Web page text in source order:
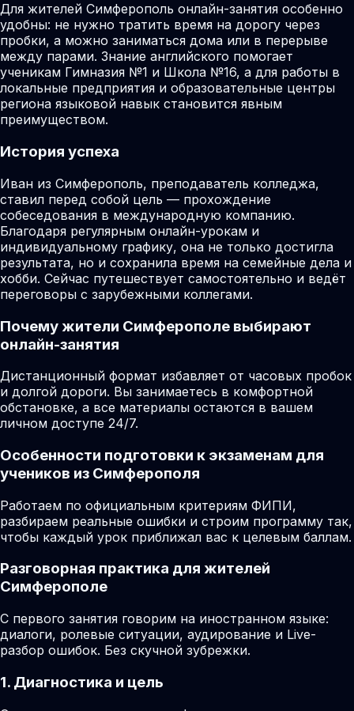
Для жителей Симферополь онлайн-занятия особенно
удобны: не нужно тратить время на дорогу через
пробки, а можно заниматься дома или в перерыве
между парами. Знание английского помогает
ученикам Гимназия №1 и Школа №16, а для работы в
локальные предприятия и образовательные центры
региона языковой навык становится явным
преимуществом.
История успеха
Иван из Симферополь, преподаватель колледжа,
ставил перед собой цель — прохождение
собеседования в международную компанию.
Благодаря регулярным онлайн-урокам и
индивидуальному графику, она не только достигла
результата, но и сохранила время на семейные дела и
хобби. Сейчас путешествует самостоятельно и ведёт
переговоры с зарубежными коллегами.
Почему жители Симферополе выбирают
онлайн-занятия
Дистанционный формат избавляет от часовых пробок
и долгой дороги. Вы занимаетесь в комфортной
обстановке, а все материалы остаются в вашем
личном доступе 24/7.
Особенности подготовки к экзаменам для
учеников из Симферополя
Работаем по официальным критериям ФИПИ,
разбираем реальные ошибки и строим программу так,
чтобы каждый урок приближал вас к целевым баллам.
Разговорная практика для жителей
Симферополе
С первого занятия говорим на иностранном языке:
диалоги, ролевые ситуации, аудирование и Live-
разбор ошибок. Без скучной зубрежки.
1. Диагностика и цель